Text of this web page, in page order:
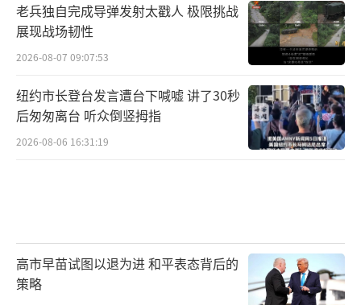
老兵独自完成导弹发射太戳人 极限挑战
展现战场韧性
2026-08-07 09:07:53
纽约市长登台发言遭台下喊嘘 讲了30秒
后匆匆离台 听众倒竖拇指
2026-08-06 16:31:19
高市早苗试图以退为进 和平表态背后的
策略